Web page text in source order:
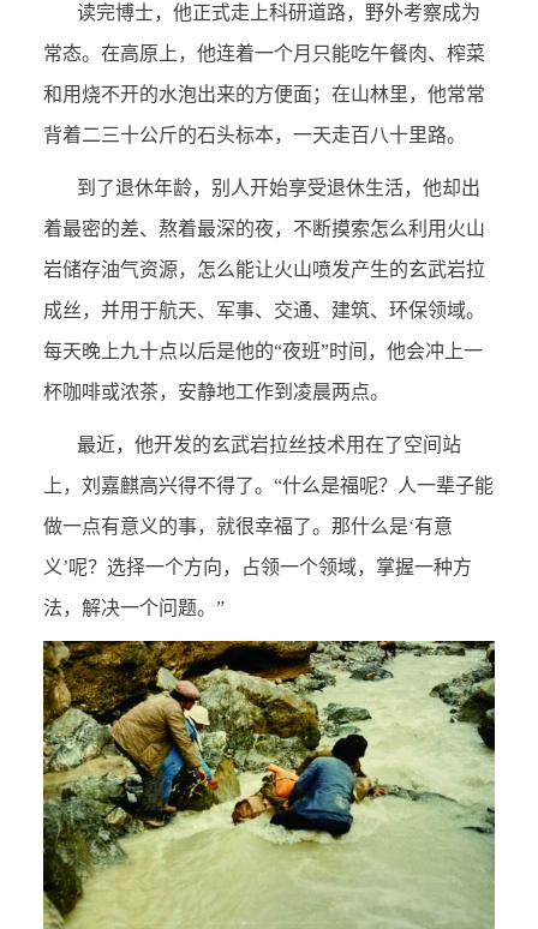
读完博士，他正式走上科研道路，野外考察成为
常态。在高原上，他连着一个月只能吃午餐肉、榨菜
和用烧不开的水泡出来的方便面；在山林里，他常常
背着二三十公斤的石头标本，一天走百八十里路。
到了退休年龄，别人开始享受退休生活，他却出
着最密的差、熬着最深的夜，不断摸索怎么利用火山
岩储存油气资源，怎么能让火山喷发产生的玄武岩拉
成丝，并用于航天、军事、交通、建筑、环保领域。
每天晚上九十点以后是他的“夜班”时间，他会冲上一
杯咖啡或浓茶，安静地工作到凌晨两点。
最近，他开发的玄武岩拉丝技术用在了空间站
上，刘嘉麒高兴得不得了。“什么是福呢？人一辈子能
做一点有意义的事，就很幸福了。那什么是‘有意
义’呢？选择一个方向，占领一个领域，掌握一种方
法，解决一个问题。”